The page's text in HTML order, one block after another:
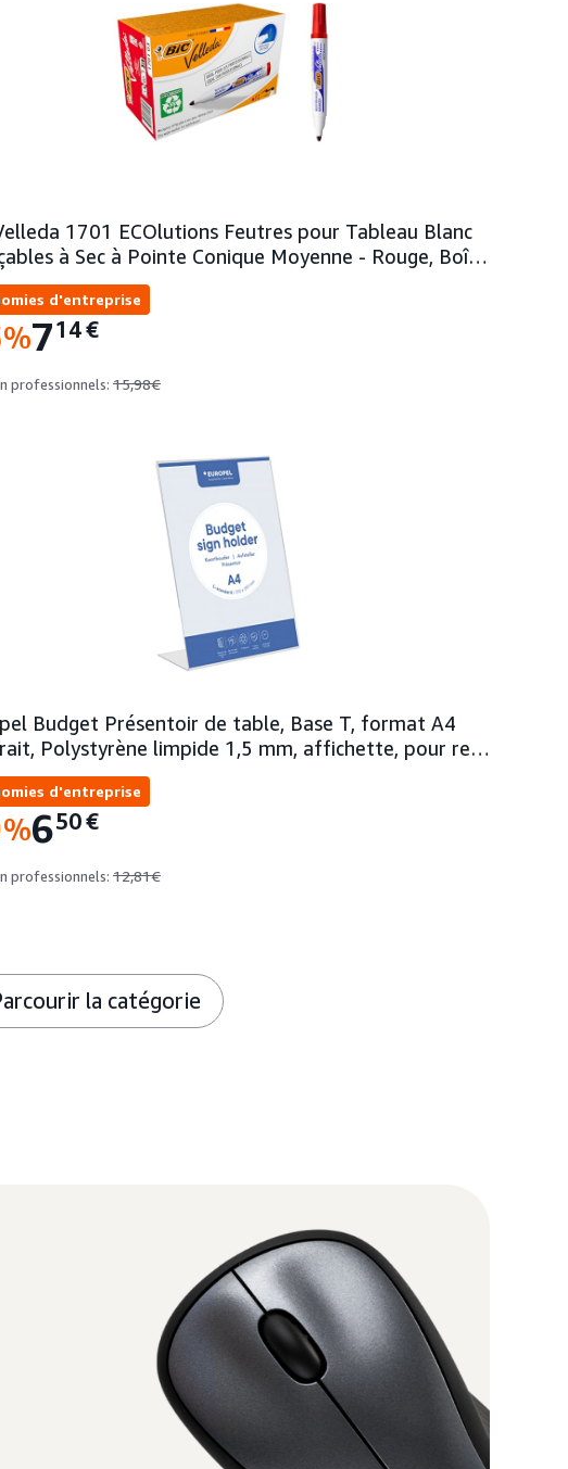
1701 ECOlutions Feutres pour Tableau Blanc
à Sec à Pointe Conique Moyenne - Rouge, Boî…
d'entreprise
714€
professionnels: 15,98€
Budget Présentoir de table, Base T, format A4
Polystyrène limpide 1,5 mm, affichette, pour re…
d'entreprise
650€
professionnels: 12,81€
la catégorie